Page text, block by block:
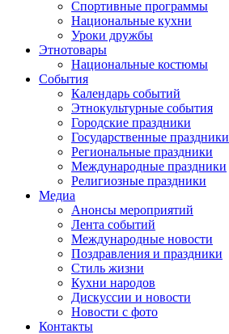
Спортивные программы
Национальные кухни
Уроки дружбы
Этнотовары
Национальные костюмы
События
Календарь событий
Этнокультурные события
Городские праздники
Государственные праздники
Региональные праздники
Международные праздники
Религиозные праздники
Медиа
Анонсы мероприятий
Лента событий
Международные новости
Поздравления и праздники
Cтиль жизни
Кухни народов
Дискуссии и новости
Новости с фото
Контакты